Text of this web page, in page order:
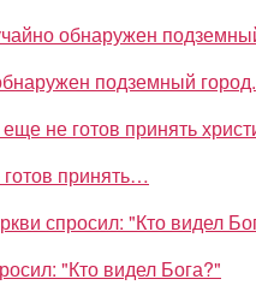
подземный город.
принять…
"Кто видел Бога?"